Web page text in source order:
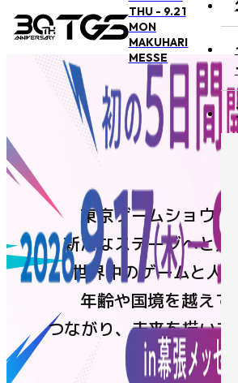
THU - 9.21
MON
MAKUHARI
MESSE
概要・アクセス
アクセス
オフィシャルサポーター
BOOSTERZ
注意事項
FAQ
お問い合わせ
東京ゲームショウは
新たなステージへと進
世界中のゲームと人
年齢や国境を越えて
つながり、未来を描いて